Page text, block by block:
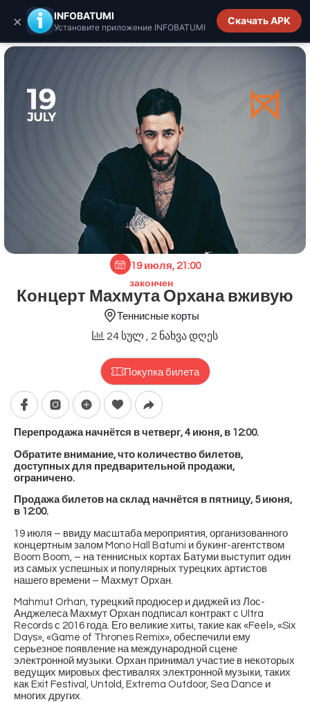
INFOBATUMI.GE
19 июля, 21:00
закончен
Концерт Махмута Орхана вживую
Теннисные корты
24 სულ , 2 ნახვა დღეს
Покупка билета
Перепродажа начнётся в четверг, 4 июня, в 12:00.
Обратите внимание, что количество билетов,
доступных для предварительной продажи,
ограничено.
Продажа билетов на склад начнётся в пятницу, 5 июня,
в 12:00.
19 июля – ввиду масштаба мероприятия, организованного
концертным залом Mono Hall Batumi и букинг-агентством
Boom Boom, – на теннисных кортах Батуми выступит один
из самых успешных и популярных турецких артистов
нашего времени – Махмут Орхан.
Mahmut Orhan, турецкий продюсер и диджей из Лос-
Анджелеса Махмут Орхан подписал контракт с Ultra
Records с 2016 года. Его великие хиты, такие как «Feel», «Six
Days», «Game of Thrones Remix», обеспечили ему
серьезное появление на международной сцене
электронной музыки. Орхан принимал участие в некоторых
ведущих мировых фестивалях электронной музыки, таких
как Exit Festival, Untold, Extrema Outdoor, Sea Dance и
многих других.
× INFOBATUMI
Установите приложение INFOBATUMI
Скачать APK